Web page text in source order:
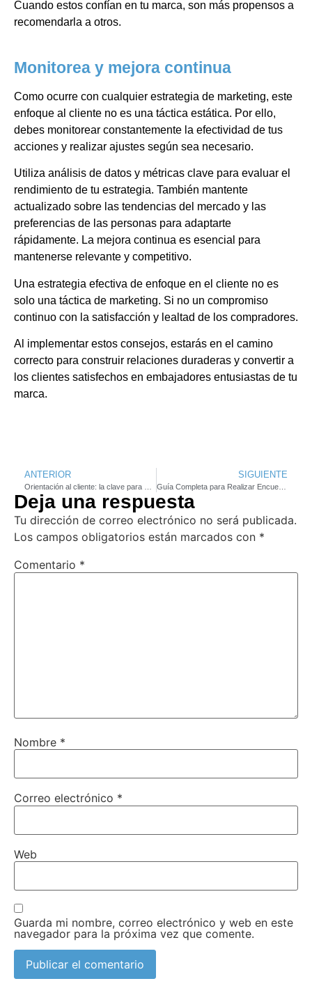
Cuando estos confían en tu marca, son más propensos a
recomendarla a otros.
Monitorea y mejora continua
Como ocurre con cualquier estrategia de marketing, este
enfoque al cliente no es una táctica estática. Por ello,
debes monitorear constantemente la efectividad de tus
acciones y realizar ajustes según sea necesario.
Utiliza análisis de datos y métricas clave para evaluar el
rendimiento de tu estrategia. También mantente
actualizado sobre las tendencias del mercado y las
preferencias de las personas para adaptarte
rápidamente. La mejora continua es esencial para
mantenerse relevante y competitivo.
Una estrategia efectiva de enfoque en el cliente no es
solo una táctica de marketing. Si no un compromiso
continuo con la satisfacción y lealtad de los compradores.
Al implementar estos consejos, estarás en el camino
correcto para construir relaciones duraderas y convertir a
los clientes satisfechos en embajadores entusiastas de tu
marca.
ANTERIOR SIGUIENTE
Guía Completa para Realizar Encuestas de Satisfacción del Cliente: Claves y Estrategias
Deja una respuesta
Tu dirección de correo electrónico no será publicada.
Los campos obligatorios están marcados con *
Comentario *
Nombre *
Correo electrónico *
Web
Guarda mi nombre, correo electrónico y web en este
navegador para la próxima vez que comente.